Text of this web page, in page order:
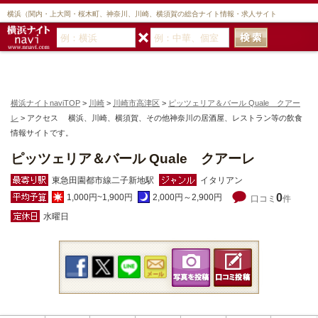
横浜（関内・上大岡・桜木町、神奈川、川崎、横須賀の総合ナイト情報・求人サイト
横浜ナイトnaviTOP > 川崎 > 川崎市高津区 > ピッツェリア＆バール Quale クアー
レ > アクセス 横浜、川崎、横須賀、その他神奈川の居酒屋、レストラン等の飲食
情報サイトです。
ピッツェリア＆バール Quale クアーレ
東急田園都市線二子新地駅
イタリアン
1,000円~1,900円
2,000円～2,900円 口コミ 0件
水曜日